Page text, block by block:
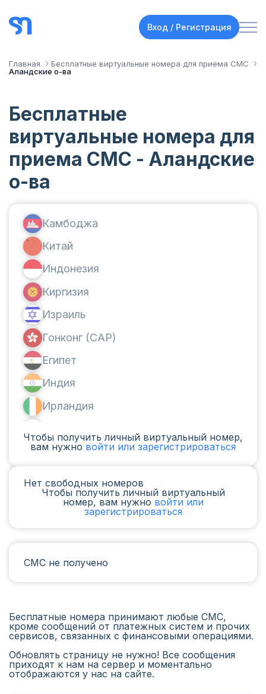
Вход / Регистрация
Главная
Бесплатные виртуальные номера для приема СМС
Аландские о-ва
Бесплатные
виртуальные номера для
приема СМС - Аландские
о-ва
Камбоджа
Китай
Индонезия
Киргизия
Израиль
Гонконг (САР)
Египет
Индия
Ирландия
Аргентина
Чад
Иран
Чехия
Гвинея
Эфиопия
Чтобы получить личный виртуальный номер,
вам нужно войти или зарегистрироваться
Нет свободных номеров
Чтобы получить личный виртуальный
номер, вам нужно войти или
зарегистрироваться
СМС не получено
Бесплатные номера принимают любые СМС,
кроме сообщений от платежных систем и прочих
сервисов, связанных с финансовыми операциями.
Обновлять страницу не нужно! Все сообщения
приходят к нам на сервер и моментально
отображаются у нас на сайте.